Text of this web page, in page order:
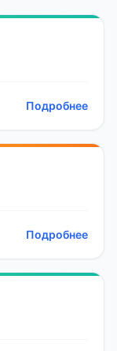
Подробнее
Подробнее